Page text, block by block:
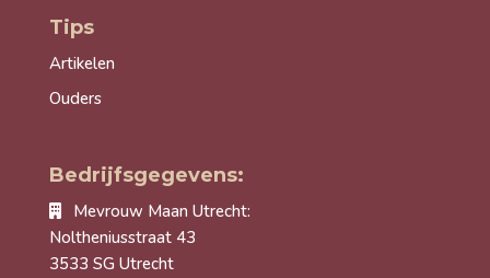
Tips
Artikelen
Ouders
Bedrijfsgegevens:
Mevrouw Maan Utrecht:
Noltheniusstraat 43
3533 SG Utrecht